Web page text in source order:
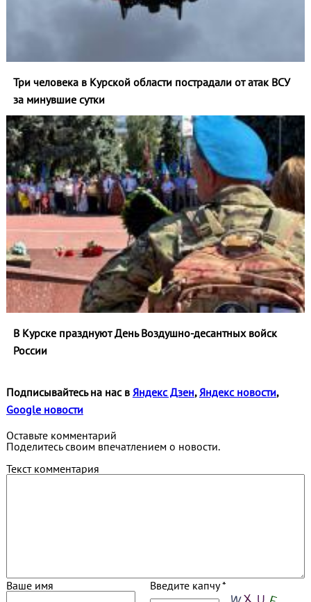
Три человека в Курской области пострадали от атак ВСУ
за минувшие сутки
В Курске празднуют День Воздушно-десантных войск
России
Подписывайтесь на нас в Яндекс Дзен, Яндекс новости,
Google новости
Оставьте комментарий
Поделитесь своим впечатлением о новости.
Текст комментария
Ваше имя Введите капчу *